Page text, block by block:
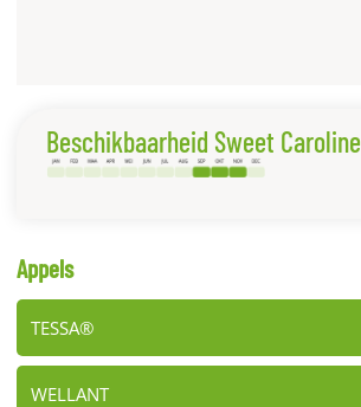
Beschikbaarheid Sweet Caroline
Appels
TESSA®
WELLANT